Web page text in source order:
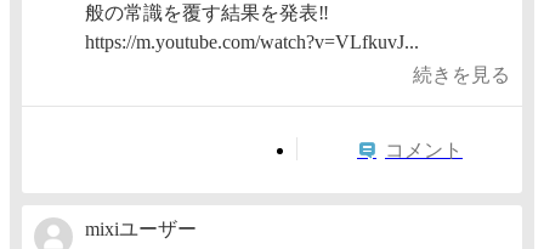
般の常識を覆す結果を発表‼️
https://m.youtube.com/watch?v=VLfkuvJ...
続きを見る
コメント
mixiユーザー